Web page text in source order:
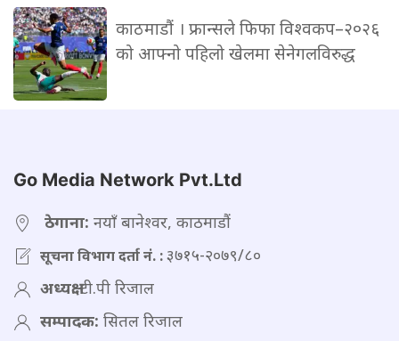
काठमाडौं । फ्रान्सले फिफा विश्वकप–२०२६
को आफ्नो पहिलो खेलमा सेनेगलविरुद्ध
Go Media Network Pvt.Ltd
ठेगाना: नयाँ बानेश्वर, काठमाडौं
सूचना विभाग दर्ता नं. :३७१५-२०७९/८०
अध्यक्ष:टी.पी रिजाल
सम्पादक: सितल रिजाल